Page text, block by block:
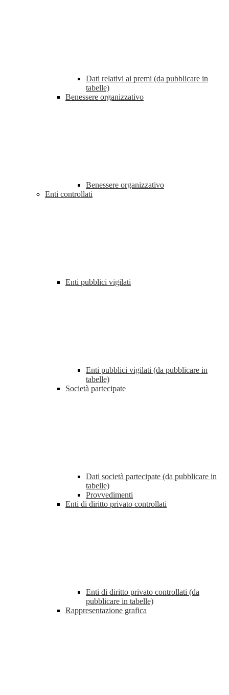
Dati relativi ai premi (da pubblicare in
tabelle)
Benessere organizzativo
Benessere organizzativo
Enti controllati
Enti pubblici vigilati
Enti pubblici vigilati (da pubblicare in
tabelle)
Società partecipate
Dati società partecipate (da pubblicare in
tabelle)
Provvedimenti
Enti di diritto privato controllati
Enti di diritto privato controllati (da
pubblicare in tabelle)
Rappresentazione grafica